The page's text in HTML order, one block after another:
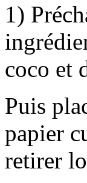
1)
coco et
Puis
papier
retirer